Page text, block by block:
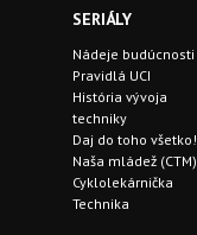
SERIÁLY
Nádeje budúcnosti
Pravidlá UCI
História vývoja
techniky
Daj do toho všetko!
Naša mládež (CTM)
Cyklolekárnička
Technika